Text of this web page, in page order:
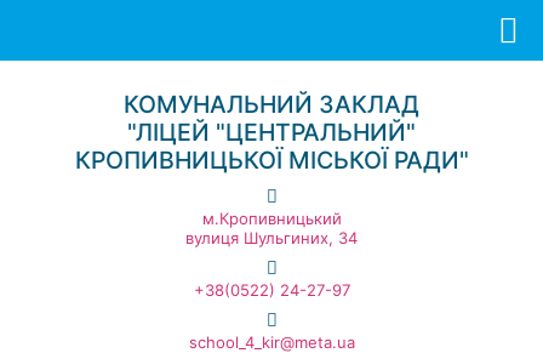
КОМУНАЛЬНИЙ ЗАКЛАД
"ЛІЦЕЙ "ЦЕНТРАЛЬНИЙ"
КРОПИВНИЦЬКОЇ МІСЬКОЇ РАДИ"
м.Кропивницький
вулиця Шульгиних, 34
+38(0522) 24-27-97
school_4_kir@meta.ua